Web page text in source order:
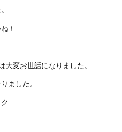
！
大変お世話になりました。
ました。